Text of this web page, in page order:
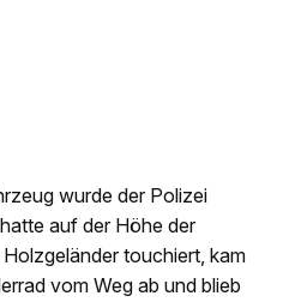
wurde der Polizei
auf der Höhe der
touchiert, kam
vom Weg ab und blieb